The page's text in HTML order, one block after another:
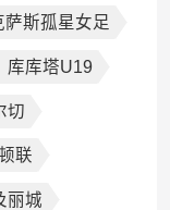
萨斯孤星女足
库库塔U19
切
联
丽城